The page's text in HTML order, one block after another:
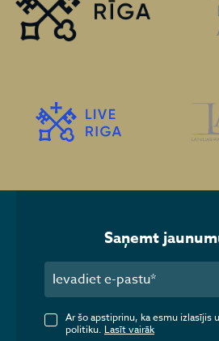
Saņemt
Ar šo apstiprinu, ka esmu izlasījis
politiku. Lasīt vairāk